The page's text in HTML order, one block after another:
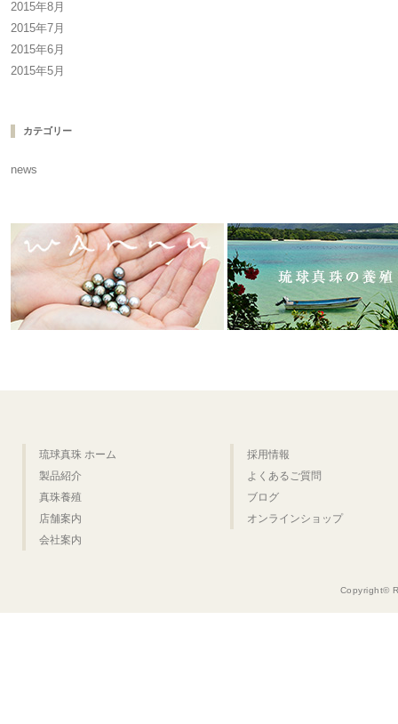
2015年8月
2015年7月
2015年6月
2015年5月
カテゴリー
news
琉球真珠 ホーム
製品紹介
真珠養殖
店舗案内
会社案内
採用情報
よくあるご質問
ブログ
オンラインショップ
Copyright©